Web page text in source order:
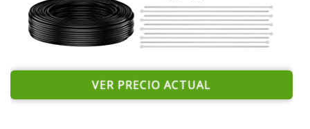
VER PRECIO ACTUAL